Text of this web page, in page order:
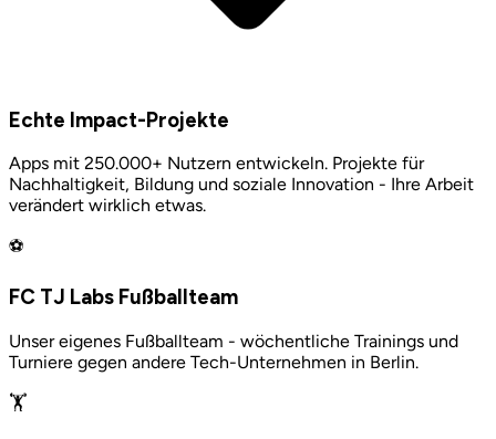
Echte Impact-Projekte
Apps mit 250.000+ Nutzern entwickeln. Projekte für
Nachhaltigkeit, Bildung und soziale Innovation - Ihre Arbeit
verändert wirklich etwas.
⚽
FC TJ Labs Fußballteam
Unser eigenes Fußballteam - wöchentliche Trainings und
Turniere gegen andere Tech-Unternehmen in Berlin.
🏋️